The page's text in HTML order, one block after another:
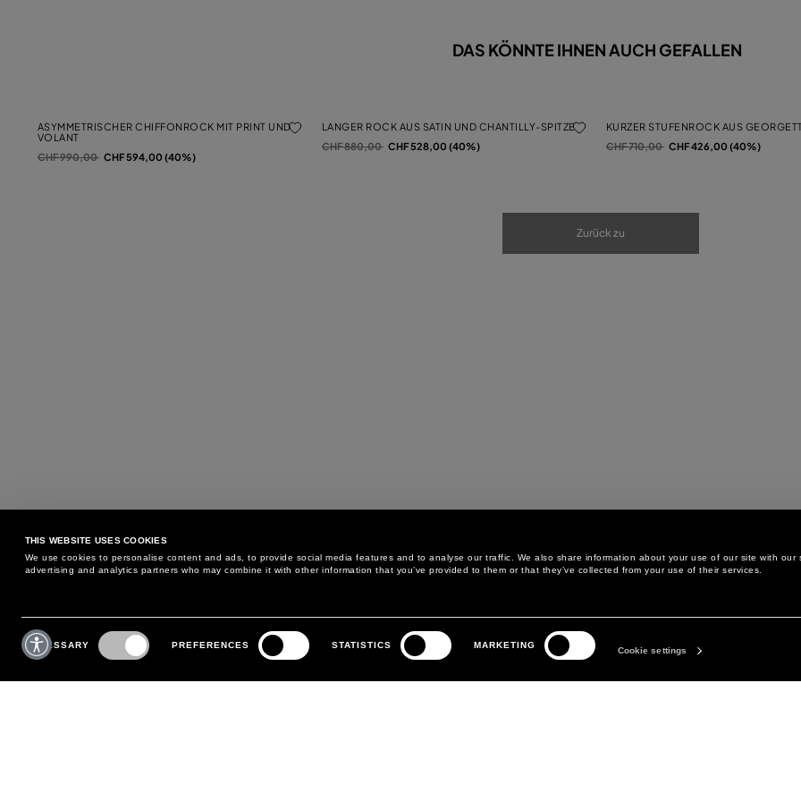
THIS WEBSITE USES COOKIES
We use cookies to personalise content and ads, to provide social media features and to analyse our traffic. We also share information about your use of our site with our
advertising and analytics partners who may combine it with other information that you’ve provided to them or that they’ve collected from your use of their services.
Consent
Selection
NECESSARY PREFERENCES STATISTICS MARKETING
Cookie settings
DAS KÖNNTE IHNEN AUCH GEFALLEN
ASYMMETRISCHER CHIFFONROCK MIT PRINT UND
VOLANT
Preis reduziert von
CHF 990,00auf
CHF 594,00 (40%)
LANGER ROCK AUS SATIN UND CHANTILLY-SPITZE
Preis reduziert von
CHF 880,00auf
CHF 528,00 (40%)
KURZER STUFENROCK AUS
Preis reduziert von
CHF 710,00auf
CHF 426,00 (40%)
Zurück zu
KÖNNEN WIR IHNEN HELFEN?
TELEFON: +39 02 8295 6969
MONTAG BIS FREITAG
KUNDENSERVICE
RÜCKGABE- UND
UMTAUSCHBEDINGUNGEN
LEGAL AREA
DATENSCHUTZERKLÄRUNG
DAS UNTERNEHMEN
ABOUT